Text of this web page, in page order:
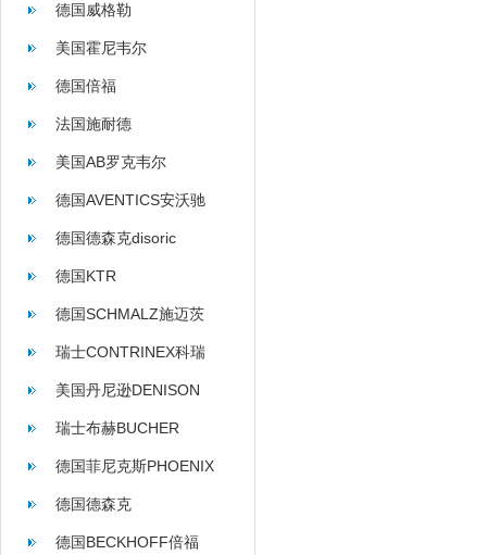
德国威格勒
美国霍尼韦尔
德国倍福
法国施耐德
美国AB罗克韦尔
德国AVENTICS安沃驰
德国德森克disoric
德国KTR
德国SCHMALZ施迈茨
瑞士CONTRINEX科瑞
美国丹尼逊DENISON
瑞士布赫BUCHER
德国菲尼克斯PHOENIX
德国德森克
德国BECKHOFF倍福